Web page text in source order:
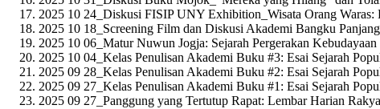
2025 10 24_Diskusi FISIP UNY Exhibition_Wisata Orang
2025 10 18_Screening Film dan Diskusi Akademi Bangku
2025 10 06_Matur Nuwun Jogja: Sejarah Pergerakan
2025 10 04_Kelas Penulisan Akademi Buku #3: Esai Sejarah
2025 09 28_Kelas Penulisan Akademi Buku #2: Esai Sejarah
2025 09 27_Kelas Penulisan Akademi Buku #1: Esai Sejarah
2025 09 27_Panggung yang Tertutup Rapat: Lembar Harian